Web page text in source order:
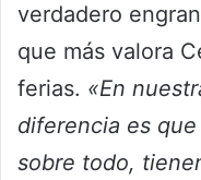
verdadero
que más valora
ferias. «En
diferencia es que
sobre todo,